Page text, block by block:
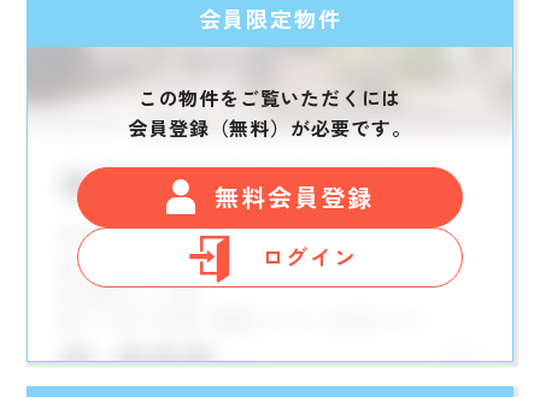
会員限定物件
この物件をご覧いただくには
会員登録（無料）が必要です。
無料会員登録
ログイン